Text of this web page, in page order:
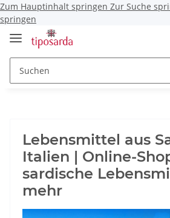
Zum Hauptinhalt springen Zur Suche
springen
Lebensmittel aus
Italien | Online-
sardische
mehr